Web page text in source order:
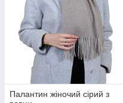
Палантин жіночий сірий з